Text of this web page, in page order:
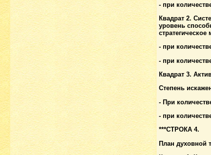
- при
Квадрат 2.
уровень
- при
- при
Квадрат 3.
Степень
- При
- при
***СТРОКА 4.
План духовной